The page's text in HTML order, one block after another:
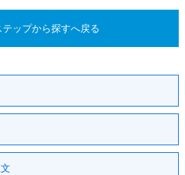
テップから探すへ戻る